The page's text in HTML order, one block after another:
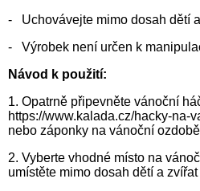
- Uchovávejte mimo dosah dětí
- Výrobek není určen k
Návod k použití:
1. Opatrně připevněte vánoční
https://www.kalada.cz/hacky-na-
nebo záponky na vánoční ozdobě
2. Vyberte vhodné místo na
umístěte mimo dosah dětí a zvířat